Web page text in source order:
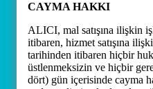
CAYMA HAKKI
ALICI, mal satışına ilişkin
itibaren, hizmet satışına
tarihinden itibaren hiçbir
üstlenmeksizin ve hiçbir
dört) gün içerisinde cayma